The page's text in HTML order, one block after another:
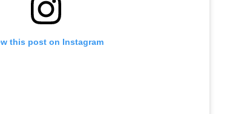
this post on Instagram